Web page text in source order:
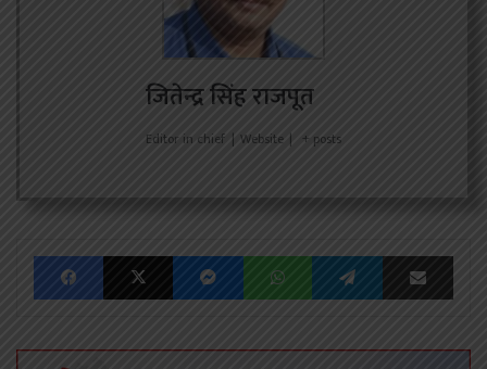
जितेन्द्र सिंह राजपूत
Editor in chief | Website | + posts
FacebookX MessengerWhatsAppTelegram Share via Email